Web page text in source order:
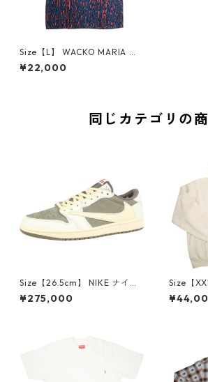
Size【L】 WACKO MARIA ワ
コマリア HAWAIIAN SHIRT LE
OPARD 半袖ハワイアンシャツ
¥22,000
同じカテゴリの
Size【26.5cm】 NIKE ナイキ
×Travis Scott AIR JORDAN 1
LOW Reverse Mocha DM786
¥275,000
Size【
プリーム
oded